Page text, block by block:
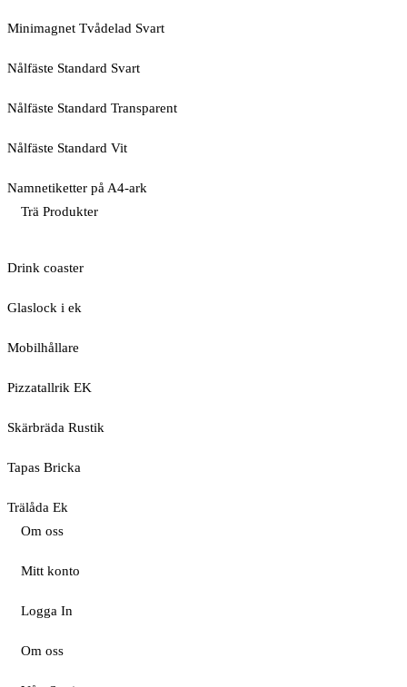
Minimagnet Tvådelad Svart
Nålfäste Standard Svart
Nålfäste Standard Transparent
Nålfäste Standard Vit
Namnetiketter på A4-ark
Trä Produkter
Drink coaster
Glaslock i ek
Mobilhållare
Pizzatallrik EK
Skärbräda Rustik
Tapas Bricka
Trälåda Ek
Om oss
Mitt konto
Logga In
Om oss